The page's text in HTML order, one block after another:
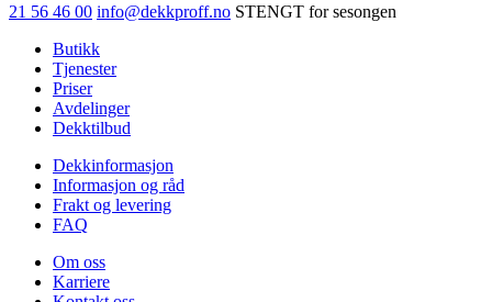
21 56 46 00 info@dekkproff.no STENGT for sesongen
Butikk
Tjenester
Priser
Avdelinger
Dekktilbud
Dekkinformasjon
Informasjon og råd
Frakt og levering
FAQ
Om oss
Karriere